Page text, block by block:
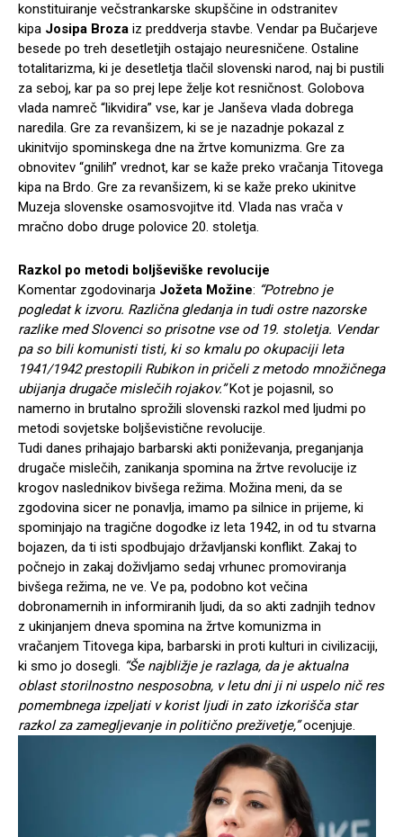
konstituiranje večstrankarske skupščine in odstranitev
kipa Josipa Broza iz preddverja stavbe. Vendar pa Bučarjeve
besede po treh desetletjih ostajajo neuresničene. Ostaline
totalitarizma, ki je desetletja tlačil slovenski narod, naj bi pustili
za seboj, kar pa so prej lepe želje kot resničnost. Golobova
vlada namreč “likvidira” vse, kar je Janševa vlada dobrega
naredila. Gre za revanšizem, ki se je nazadnje pokazal z
ukinitvijo spominskega dne na žrtve komunizma. Gre za
obnovitev “gnilih” vrednot, kar se kaže preko vračanja Titovega
kipa na Brdo. Gre za revanšizem, ki se kaže preko ukinitve
Muzeja slovenske osamosvojitve itd. Vlada nas vrača v
mračno dobo druge polovice 20. stoletja.
Razkol po metodi boljševiške revolucije
Komentar zgodovinarja Jožeta Možine: “Potrebno je
pogledat k izvoru. Različna gledanja in tudi ostre nazorske
razlike med Slovenci so prisotne vse od 19. stoletja. Vendar
pa so bili komunisti tisti, ki so kmalu po okupaciji leta
1941/1942 prestopili Rubikon in pričeli z metodo množičnega
ubijanja drugače mislečih rojakov.”Kot je pojasnil, so
namerno in brutalno sprožili slovenski razkol med ljudmi po
metodi sovjetske boljševistične revolucije.
Tudi danes prihajajo barbarski akti poniževanja, preganjanja
drugače mislečih, zanikanja spomina na žrtve revolucije iz
krogov naslednikov bivšega režima. Možina meni, da se
zgodovina sicer ne ponavlja, imamo pa silnice in prijeme, ki
spominjajo na tragične dogodke iz leta 1942, in od tu stvarna
bojazen, da ti isti spodbujajo državljanski konflikt. Zakaj to
počnejo in zakaj doživljamo sedaj vrhunec promoviranja
bivšega režima, ne ve. Ve pa, podobno kot večina
dobronamernih in informiranih ljudi, da so akti zadnjih tednov
z ukinjanjem dneva spomina na žrtve komunizma in
vračanjem Titovega kipa, barbarski in proti kulturi in civilizaciji,
ki smo jo dosegli. “Še najbližje je razlaga, da je aktualna
oblast storilnostno nesposobna, v letu dni ji ni uspelo nič res
pomembnega izpeljati v korist ljudi in zato izkorišča star
razkol za zamegljevanje in politično preživetje,”ocenjuje.